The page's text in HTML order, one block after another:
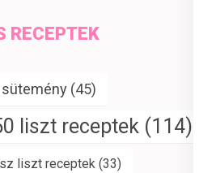
RECEPTEK
(45)
liszt receptek (114)
liszt receptek (33)